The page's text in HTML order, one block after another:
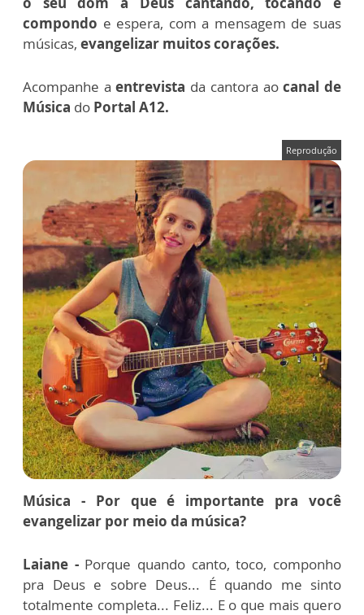
compondo e espera, com a mensagem de suas
músicas, evangelizar muitos corações.
Acompanhe aentrevista da cantora aocanal de
Música do Portal A12.
Reprodução
Música - Por que é importante pra você
evangelizar por meio da música?
Laiane -Porque quando canto, toco, componho
pra Deus e sobre Deus... É quando me sinto
totalmente completa... Feliz... E o que mais quero